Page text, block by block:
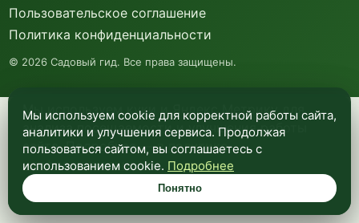
Мы используем куки и Яндекс Метрику для
анализа посещаемости и улучшения работы
сайта. Подробнее —в политике
конфиденциальности.
Понятно
Пользовательское соглашение
Политика конфиденциальности
© 2026 Садовый гид. Все права защищены.
Мы используем cookie для корректной работы сайта,
аналитики и улучшения сервиса. Продолжая
пользоваться сайтом, вы соглашаетесь с
использованием cookie. Подробнее
Понятно